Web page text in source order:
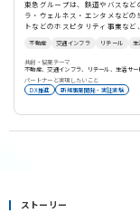
東急グループは、鉄道やバスな
ラ・ウェルネス・エンタメなど
トなどのホスピタリティ事業な
り対等且つ双方向のコミュニケ
不動産 交通インフラ リテール 生
共創・協業テーマ
不動産、交通インフラ、リテール、生活サ
パートナーと実現したいこと
DX推進
新規事業開発・実証実験
ストーリー